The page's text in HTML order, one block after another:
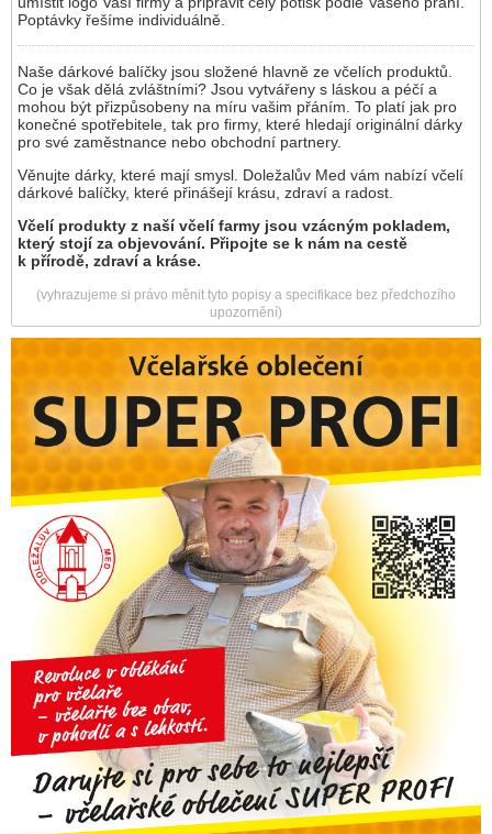
Poptávky řešíme individuálně.
Naše dárkové balíčky jsou složené hlavně ze včelích produktů.
Co je však dělá zvláštními? Jsou vytvářeny s láskou a péčí a
mohou být přizpůsobeny na míru vašim přáním. To platí jak pro
konečné spotřebitele, tak pro firmy, které hledají originální dárky
pro své zaměstnance nebo obchodní partnery.
Věnujte dárky, které mají smysl. Doležalův Med vám nabízí včelí
dárkové balíčky, které přinášejí krásu, zdraví a radost.
Včelí produkty z naší včelí farmy jsou vzácným pokladem,
který stojí za objevování. Připojte se k nám na cestě
k přírodě, zdraví a kráse.
(vyhrazujeme si právo měnit tyto popisy a specifikace bez předchozího
upozornění)